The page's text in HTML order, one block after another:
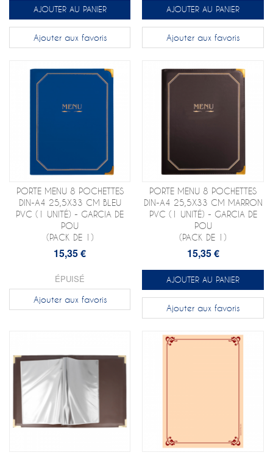
AJOUTER AU PANIER
Ajouter aux favoris
AJOUTER AU PANIER
Ajouter aux favoris
PORTE MENU 8 POCHETTES
DIN-A4 25,5X33 CM BLEU
PVC (1 UNITÉ) - GARCIA DE
POU
(PACK DE 1)
15,35 €
ÉPUISÉ
Ajouter aux favoris
PORTE MENU 8 POCHETTES
DIN-A4 25,5X33 CM MARRON
PVC (1 UNITÉ) - GARCIA DE
POU
(PACK DE 1)
15,35 €
AJOUTER AU PANIER
Ajouter aux favoris